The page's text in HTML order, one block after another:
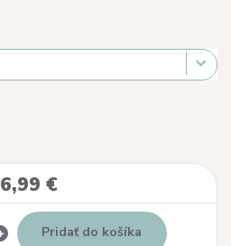
6,99 €
Pridať do košíka